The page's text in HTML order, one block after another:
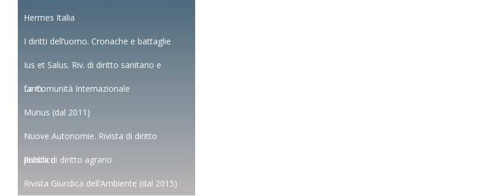
Hermes Italia
I diritti dell’uomo. Cronache e battaglie
Ius et Salus. Riv. di diritto sanitario e
farm.
La Comunità Internazionale
Munus (dal 2011)
Nuove Autonomie. Rivista di diritto
pubblico
Rivista di diritto agrario
Rivista Giuridica dell’Ambiente (dal 2015)